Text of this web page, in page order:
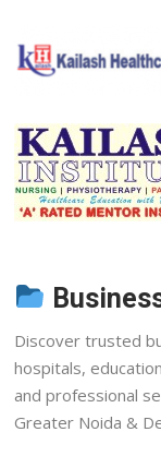
Discover trusted
hospitals,
and professional
Greater Noida &